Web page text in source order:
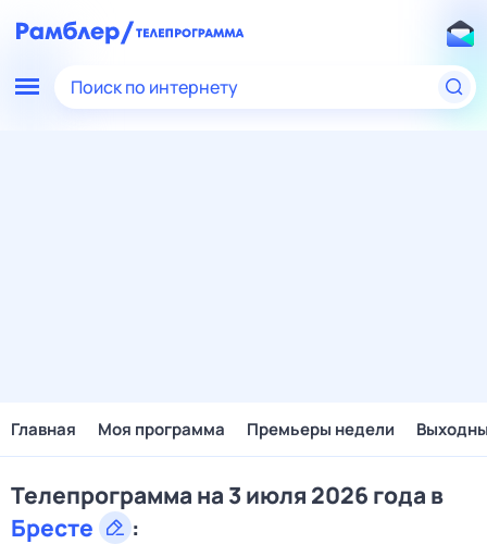
Поиск по интернету
Главная Моя программа Премьеры недели
Телепрограмма на 3 июля 2026 года в
Бресте
: